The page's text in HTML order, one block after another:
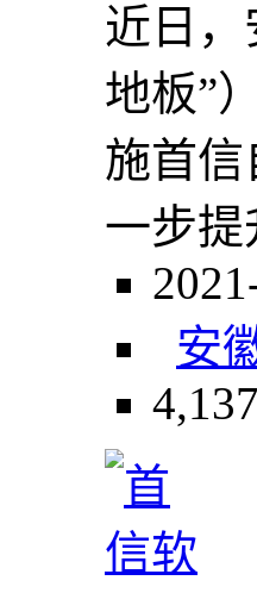
近日
地板”
施首
一步提
安
4,137